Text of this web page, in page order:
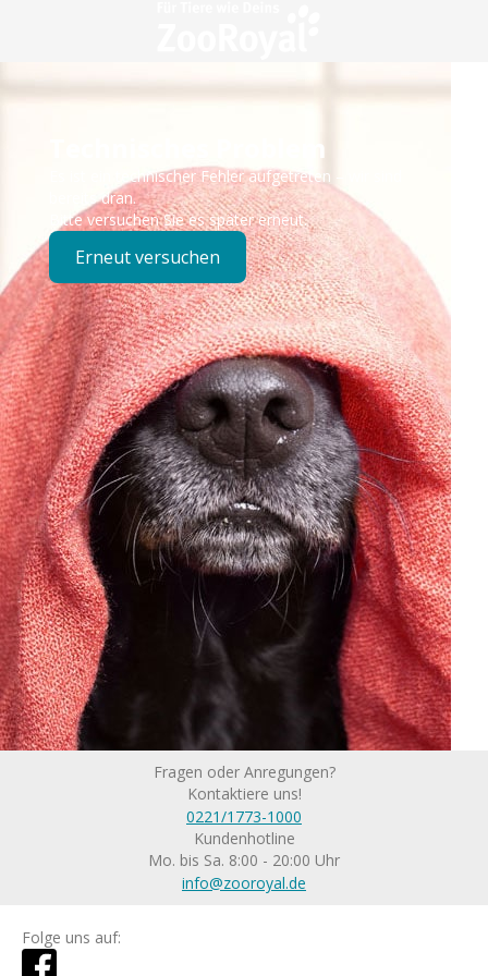
Technisches Problem
Es ist ein technischer Fehler aufgetreten – wir sind
bereits dran.
Bitte versuchen Sie es später erneut.
Erneut versuchen
Fragen oder Anregungen?
Kontaktiere uns!
0221/1773-1000
Kundenhotline
Mo. bis Sa. 8:00 - 20:00 Uhr
info@zooroyal.de
Folge uns auf: